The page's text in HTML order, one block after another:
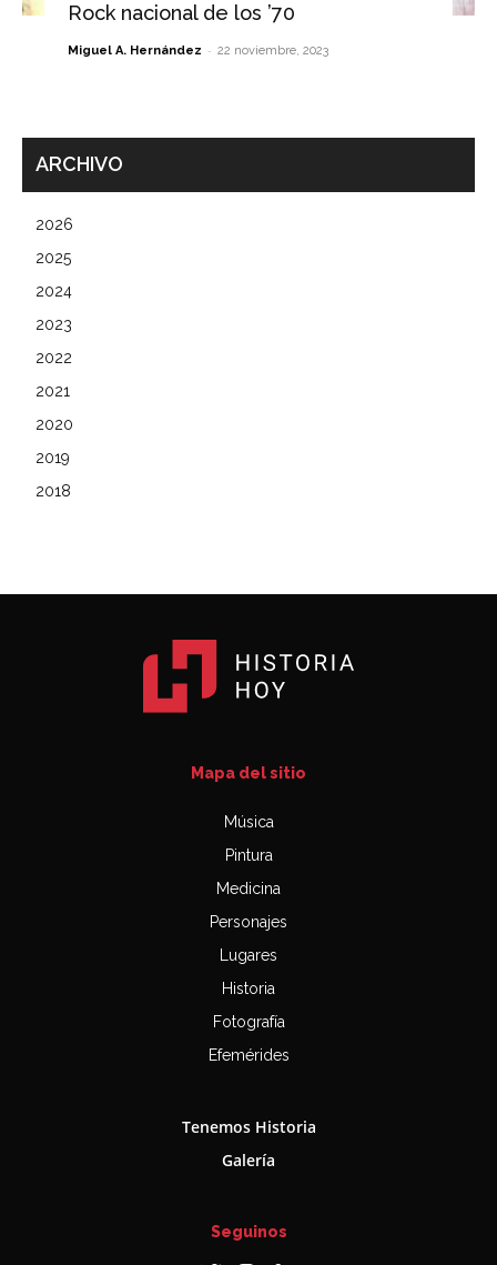
Rock nacional de los ’70
Miguel A. Hernández - 22 noviembre, 2023
ARCHIVO
2026
2025
2024
2023
2022
2021
2020
2019
2018
Mapa del sitio
Música
Pintura
Medicina
Personajes
Lugares
Historia
Fotografía
Efemérides
Tenemos Historia
Galería
Seguinos